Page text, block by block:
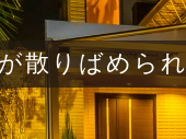
散りばめら